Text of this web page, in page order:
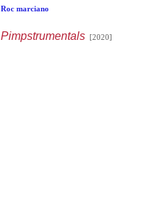
Roc marciano
Pimpstrumentals[2020]